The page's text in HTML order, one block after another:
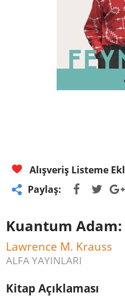
Alışveriş Listeme
Paylaş:
Kuantum
Lawrence M. Krauss
ALFA YAYINLARI
Kitap Açıklaması